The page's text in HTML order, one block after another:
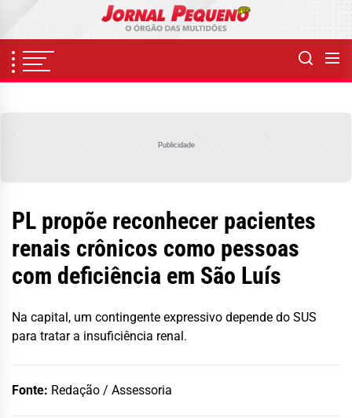
content
Publicidade
PL propõe reconhecer pacientes
renais crônicos como pessoas
com deficiência em São Luís
Na capital, um contingente expressivo depende do SUS
para tratar a insuficiência renal.
Fonte: Redação / Assessoria